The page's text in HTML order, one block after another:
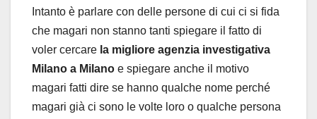
Intanto è parlare con delle persone di cui ci si fida
che magari non stanno tanti spiegare il fatto di
voler cercare la migliore agenzia investigativa
Milano a Milano e spiegare anche il motivo
magari fatti dire se hanno qualche nome perché
magari già ci sono le volte loro o qualche persona